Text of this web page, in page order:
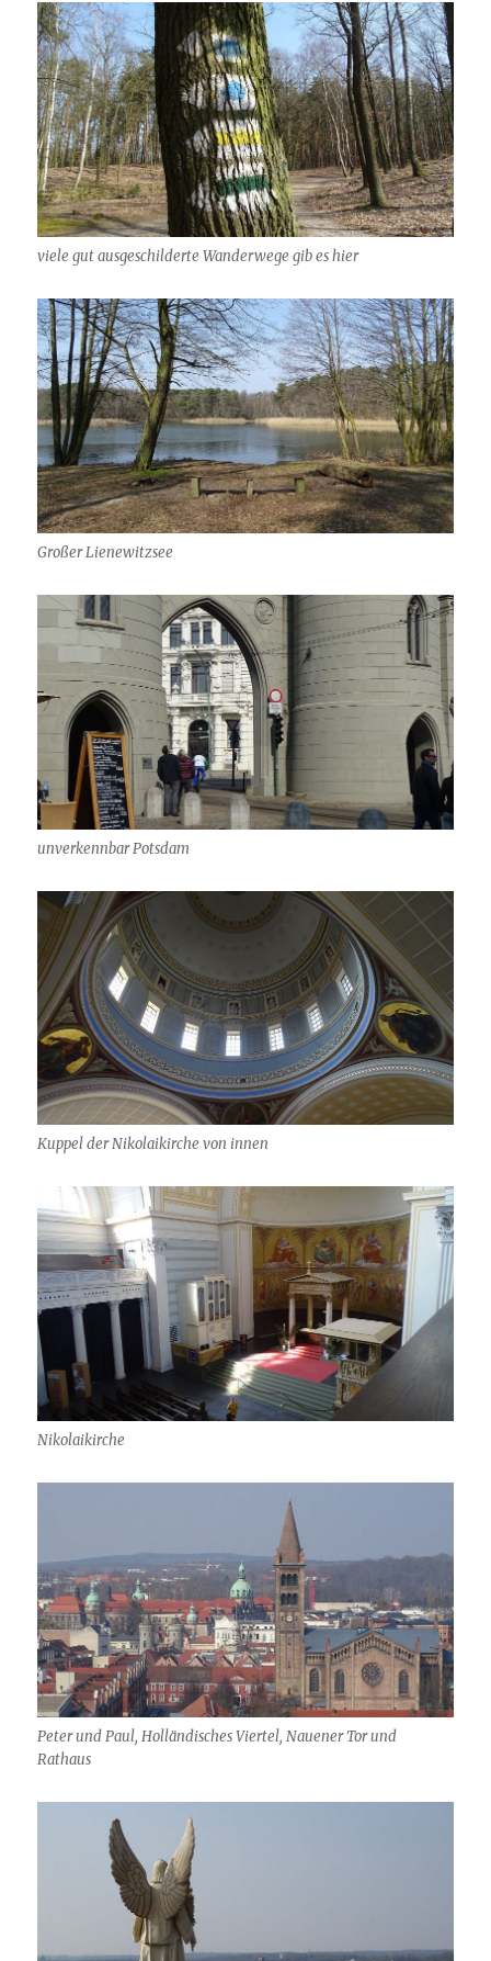
viele gut ausgeschilderte Wanderwege gib es hier
Großer Lienewitzsee
unverkennbar Potsdam
Kuppel der Nikolaikirche von innen
Nikolaikirche
Peter und Paul, Holländisches Viertel, Nauener Tor und
Rathaus